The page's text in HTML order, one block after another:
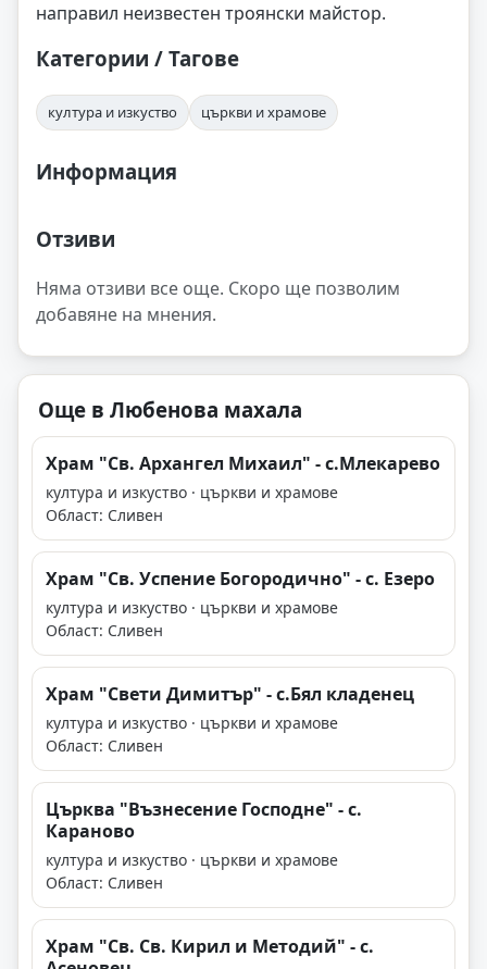
направил неизвестен троянски майстор.
Категории / Тагове
култура и изкуство църкви и храмове
Информация
Отзиви
Няма отзиви все още. Скоро ще позволим
добавяне на мнения.
Още в Любенова махала
Храм "Св. Архангел Михаил" - с.Млекарево
култура и изкуство · църкви и храмове
Област: Сливен
Храм "Св. Успение Богородично" - с. Езеро
култура и изкуство · църкви и храмове
Област: Сливен
Храм "Свети Димитър" - с.Бял кладенец
култура и изкуство · църкви и храмове
Област: Сливен
Църква "Възнесение Господне" - с.
Караново
култура и изкуство · църкви и храмове
Област: Сливен
Храм "Св. Св. Кирил и Методий" - с.